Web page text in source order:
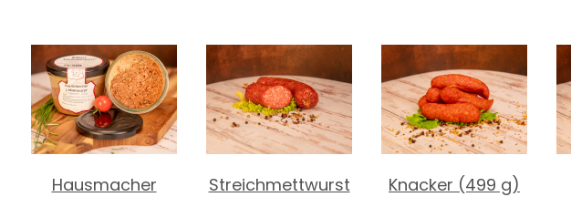
Hausmacher
Streichmettwurst
Knacker (499 g)